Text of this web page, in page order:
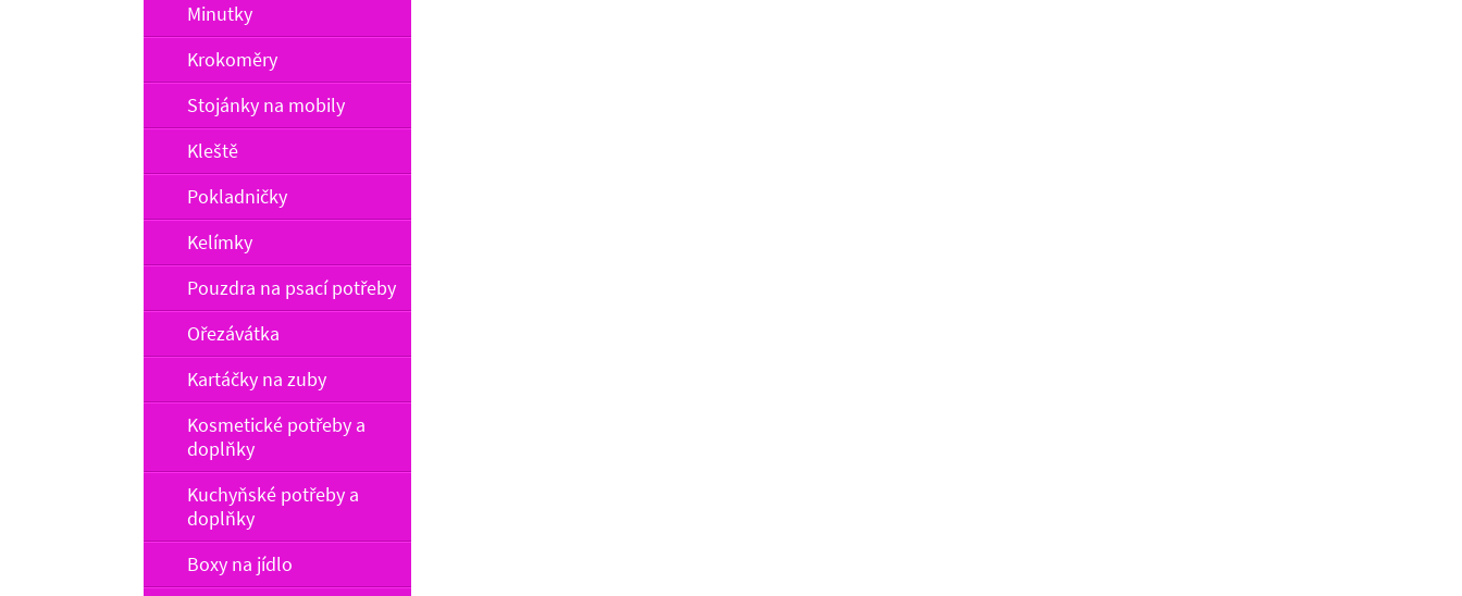
Minutky
Krokoměry
Stojánky na mobily
Kleště
Pokladničky
Kelímky
Pouzdra na psací potřeby
Ořezávátka
Kartáčky na zuby
Kosmetické potřeby a
doplňky
Kuchyňské potřeby a
doplňky
Boxy na jídlo